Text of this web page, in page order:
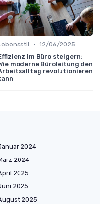
• 12/06/2025
im Büro steigern:
moderne Büroleitung den
revolutionieren
2024
2024
2025
2025
2025